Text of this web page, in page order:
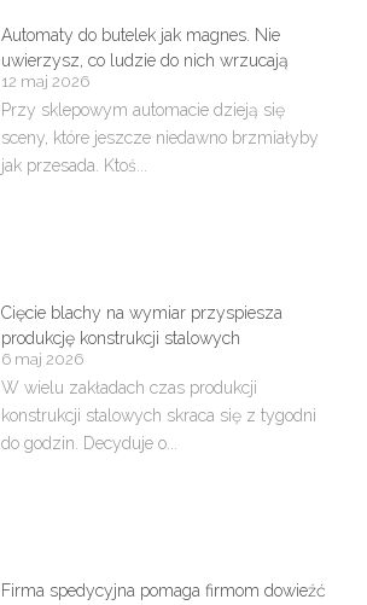
Automaty do butelek jak magnes. Nie
uwierzysz, co ludzie do nich wrzucają
12 maj 2026
Przy sklepowym automacie dzieją się
sceny, które jeszcze niedawno brzmiałyby
jak przesada. Ktoś...
Cięcie blachy na wymiar przyspiesza
produkcję konstrukcji stalowych
6 maj 2026
W wielu zakładach czas produkcji
konstrukcji stalowych skraca się z tygodni
do godzin. Decyduje o...
Firma spedycyjna pomaga firmom dowieźć